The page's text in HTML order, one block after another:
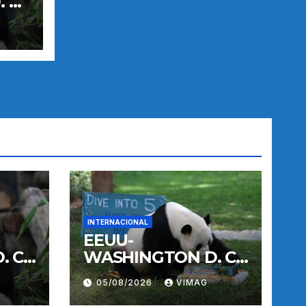
C.-
INTERNACIONAL
EEUU-
WASHINGTON D. C.-
PANDA GIGANTE
BAO LI-
05/08/2026 VIMAG